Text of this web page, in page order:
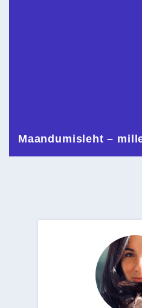
Maandumisleht –